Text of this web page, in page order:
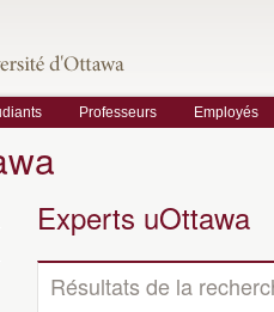
Professeurs Employés
Experts uOttawa
Résultats de la